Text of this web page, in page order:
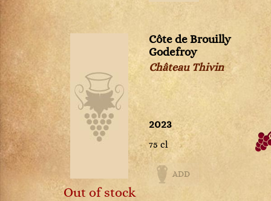
Montepulciano d'Abruzzo
Moulin-à-Vent
Muscadet
Musigny
Nebbiolo d'Alba
Pauillac
Pernand-Vergelesses
Pessac-Léognan
Petit Chablis
Pomerol
Pommard
Out of stock
Côte de Brouilly
Godefroy
Château Thivin
2023
75 cl
ADD